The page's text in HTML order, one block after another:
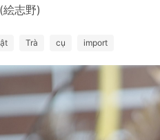
志野)
Trà cụ import